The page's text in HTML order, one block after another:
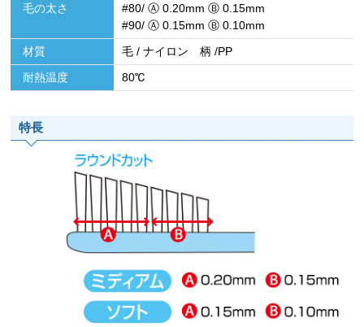
毛の太さ
#80/ Ⓐ 0.20mm Ⓑ 0.15mm
#90/ Ⓐ 0.15mm Ⓑ 0.10mm
材質
毛 / ナイロン 柄 /PP
耐熱温度
80℃
特長